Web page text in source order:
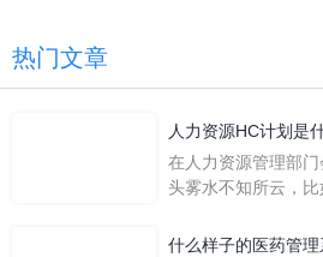
热门文章
人力资源HC计划是
在人力资源管理部
头雾水不知所云，
么呢？
什么样子的医药管